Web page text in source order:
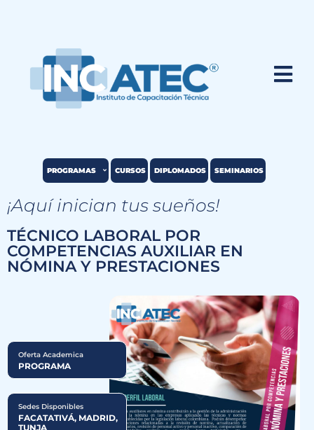
PROGRAMAS CURSOS DIPLOMADOS SEMINARIOS
¡Aquí inician tus sueños!
TÉCNICO LABORAL POR
COMPETENCIAS AUXILIAR EN
NÓMINA Y PRESTACIONES
Oferta Academica
PROGRAMA
Sedes Disponibles
FACATATIVÁ, MADRID,
TUNJA